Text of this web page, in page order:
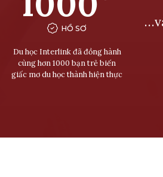
HỒ SƠ
Du học Interlink đã đồng hành
cùng hơn 1000 bạn trẻ biến
giấc mơ du học thành hiện thực